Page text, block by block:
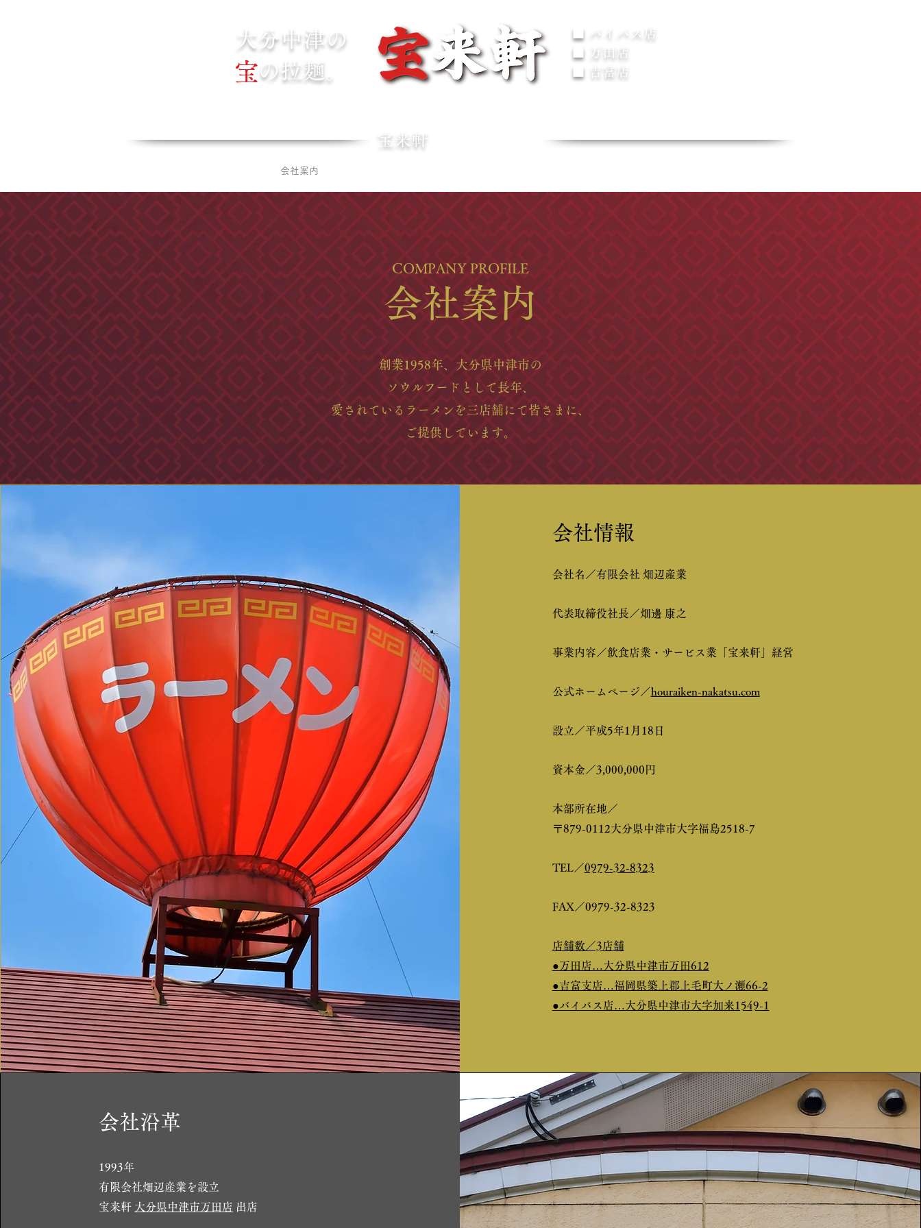
大分中津の
の拉麺。
宝
■ バイパス店
■ 万田店
■ 吉富店
宝来軒
会社案内
COMPANY PROFILE
会社案内
創業1958年、大分県中津市の
ソウルフードとして長年、
愛されているラーメンを三店舗にて皆さまに、
ご提供しています。
会社情報
会社名／有限会社 畑辺産業
代表取締役社長／畑邊 康之
事業内容／飲食店業・サービス業「宝来軒」経営
公式ホームページ／houraiken-nakatsu.com
設立／平成5年1月18日
資本金／3,000,000円
本部所在地／
〒879-0112大分県中津市大字福島2518-7
TEL／0979-32-8323
FAX／0979-32-8323
店舗数／3店舗
●万田店…大分県中津市万田612
●吉富支店…福岡県築上郡上毛町大ノ瀬66-2
●バイパス店…大分県中津市大字加来1549-1
会社沿革
1993年
有限会社畑辺産業を設立
宝来軒 大分県中津市万田店 出店